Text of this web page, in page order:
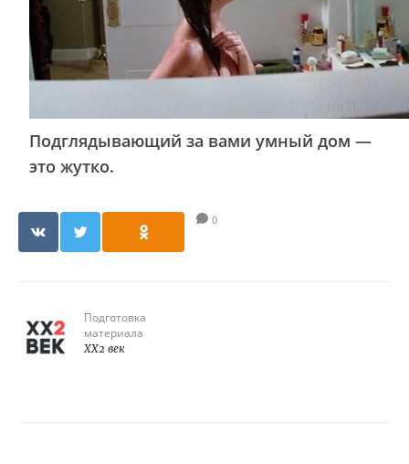
Подглядывающий за вами умный дом —
это жутко.
0
Подготовка
материала
XX2 век